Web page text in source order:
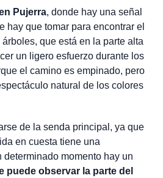
Pujerra, donde hay una señal
hay que tomar para encontrar el
que está en la parte alta
un ligero esfuerzo durante los
el camino es empinado, pero
natural de los colores
de la senda principal, ya que
en cuesta tiene una
determinado momento hay un
puede observar la parte del